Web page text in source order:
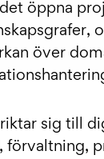
öppna
över
sig till
förvaltning,